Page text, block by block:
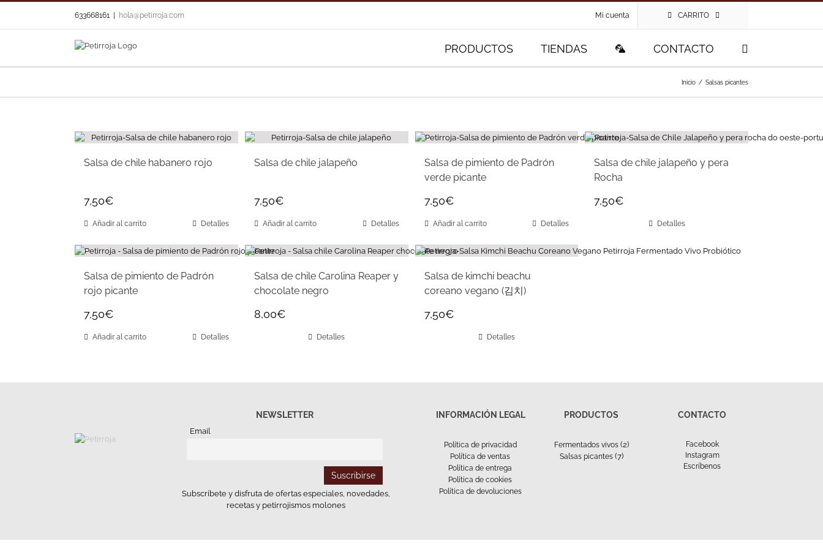
content
633668161 hola@petirroja.com Mi cuenta CARRITO
PRODUCTOS TIENDAS 🦜 CONTACTO
Inicio / Salsas picantes
Salsa de chile habanero rojo
7,50€
Añadir al carrito Detalles
Salsa de chile jalapeño
7,50€
Añadir al carrito Detalles
Salsa de pimiento de Padrón
verde picante
7,50€
Añadir al carrito Detalles
Salsa de chile jalapeño y pera
Rocha
7,50€
Detalles
Salsa de pimiento de Padrón
rojo picante
7,50€
Añadir al carrito Detalles
Salsa de chile Carolina Reaper y
chocolate negro
8,00€
Detalles
Salsa de kimchi beachu
coreano vegano (김치)
7,50€
Detalles
NEWSLETTER
Email
Subscríbete y disfruta de ofertas especiales, novedades,
recetas y petirrojismos molones
INFORMACIÓN LEGAL
Política de privacidad
Política de ventas
Política de entrega
Política de cookies
Política de devoluciones
PRODUCTOS
Fermentados vivos (2)
Salsas picantes (7)
CONTACTO
Facebook
Instagram
Escríbenos